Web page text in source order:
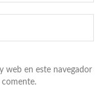
web en este navegador
comente.